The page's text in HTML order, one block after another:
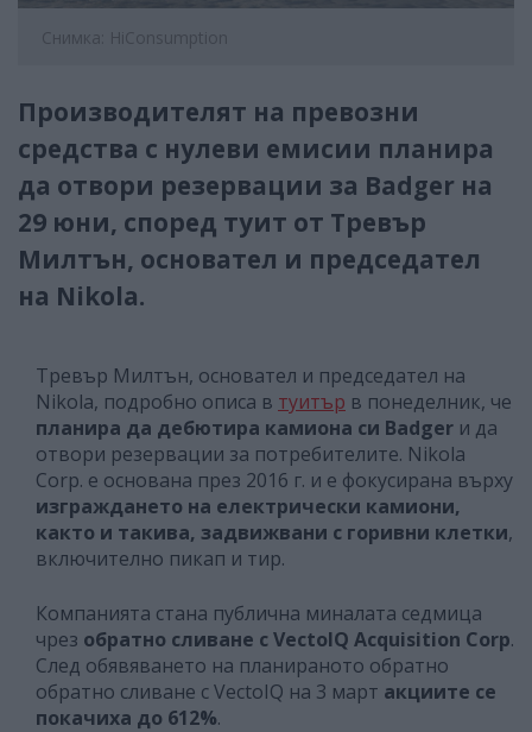
Снимка: HiConsumption
Производителят на превозни
средства с нулеви емисии планира
да отвори резервации за Badger на
29 юни, според туит от Тревър
Милтън, основател и председател
на Nikola.
Тревър Милтън, основател и председател на
Nikolа, подробно описа в туитър в понеделник, че
планира да дебютира камиона си Badger и да
отвори резервации за потребителите. Nikola
Corp. е основана през 2016 г. и е фокусирана върху
изграждането на електрически камиони,
както и такива, задвижвани с горивни клетки,
включително пикап и тир.
Компанията стана публична миналата седмица
чрез обратно сливане с VectoIQ Acquisition Corp.
След обявяването на планираното обратно
обратно сливане с VectoIQ на 3 март акциите се
покачиха до 612%.